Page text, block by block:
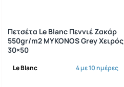
Le Blanc 4 με 10 ημέρες
Πετσέτα Le Blanc Πεννιέ Ζακάρ
550gr/m2 MYKONOS Grey Χειρός
30×50